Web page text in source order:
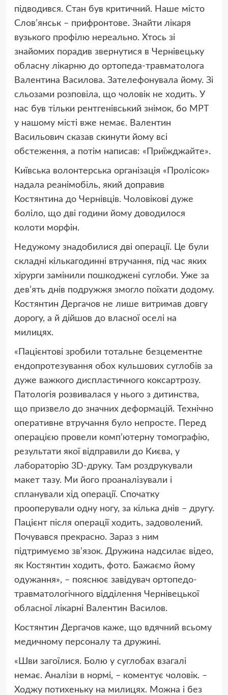
підводився. Стан був критичний. Наше місто
Слов’янськ – прифронтове. Знайти лікаря
вузького профілю нереально. Хтось зі
знайомих порадив звернутися в Чернівецьку
обласну лікарню до ортопеда-травматолога
Валентина Василова. Зателефонувала йому. Зі
сльозами розповіла, що чоловік не ходить. У
нас був тільки рентгенівський знімок, бо МРТ
у нашому місті вже немає. Валентин
Васильович сказав скинути йому всі
обстеження, а потім написав: «Приїжджайте».
Київська волонтерська організація «Пролісок»
надала реанімобіль, який доправив
Костянтина до Чернівців. Чоловікові дуже
боліло, що дві години йому доводилося
колоти морфін.
Недужому знадобилися дві операції. Це були
складні кількагодинні втручання, під час яких
хірурги замінили пошкоджені суглоби. Уже за
дев’ять днів подружжя змогло поїхати додому.
Костянтин Дергачов не лише витримав довгу
дорогу, а й дійшов до власної оселі на
милицях.
«Пацієнтові зробили тотальне безцементне
ендопротезування обох кульшових суглобів за
дуже важкого диспластичного коксартрозу.
Патологія розвивалася у нього з дитинства,
що призвело до значних деформацій. Технічно
оперативне втручання було непросте. Перед
операцією провели комп’ютерну томографію,
результати якої відправили до Києва, у
лабораторію 3D-друку. Там роздрукували
макет тазу. Ми його проаналізували і
спланували хід операції. Спочатку
прооперували одну ногу, за кілька днів – другу.
Пацієнт після операції ходить, задоволений.
Почувався прекрасно. Зараз з ним
підтримуємо зв’язок. Дружина надсилає відео,
як Костянтин ходить, фото. Бажаємо йому
одужання», – пояснює завідувач ортопедо-
травматологічного відділення Чернівецької
обласної лікарні Валентин Василов.
Костянтин Дергачов каже, що вдячний всьому
медичному персоналу та дружині.
«Шви загоїлися. Болю у суглобах взагалі
немає. Аналізи в нормі, – коментує чоловік. –
Ходжу потихеньку на милицях. Можна і без